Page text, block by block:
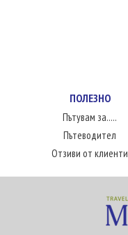
ПОЛЕЗНО
Пътувам за.....
Пътеводител
Отзиви от клиенти